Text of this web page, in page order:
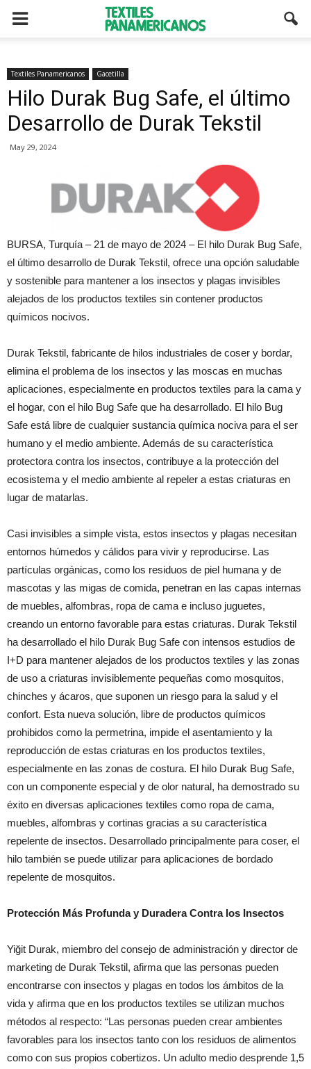
Textiles Panamericanos Gacetilla
Hilo Durak Bug Safe, el último
Desarrollo de Durak Tekstil
May 29, 2024
BURSA, Turquía – 21 de mayo de 2024 – El hilo Durak Bug Safe,
el último desarrollo de Durak Tekstil, ofrece una opción saludable
y sostenible para mantener a los insectos y plagas invisibles
alejados de los productos textiles sin contener productos
químicos nocivos.
Durak Tekstil, fabricante de hilos industriales de coser y bordar,
elimina el problema de los insectos y las moscas en muchas
aplicaciones, especialmente en productos textiles para la cama y
el hogar, con el hilo Bug Safe que ha desarrollado. El hilo Bug
Safe está libre de cualquier sustancia química nociva para el ser
humano y el medio ambiente. Además de su característica
protectora contra los insectos, contribuye a la protección del
ecosistema y el medio ambiente al repeler a estas criaturas en
lugar de matarlas.
Casi invisibles a simple vista, estos insectos y plagas necesitan
entornos húmedos y cálidos para vivir y reproducirse. Las
partículas orgánicas, como los residuos de piel humana y de
mascotas y las migas de comida, penetran en las capas internas
de muebles, alfombras, ropa de cama e incluso juguetes,
creando un entorno favorable para estas criaturas. Durak Tekstil
ha desarrollado el hilo Durak Bug Safe con intensos estudios de
I+D para mantener alejados de los productos textiles y las zonas
de uso a criaturas invisiblemente pequeñas como mosquitos,
chinches y ácaros, que suponen un riesgo para la salud y el
confort. Esta nueva solución, libre de productos químicos
prohibidos como la permetrina, impide el asentamiento y la
reproducción de estas criaturas en los productos textiles,
especialmente en las zonas de costura. El hilo Durak Bug Safe,
con un componente especial y de olor natural, ha demostrado su
éxito en diversas aplicaciones textiles como ropa de cama,
muebles, alfombras y cortinas gracias a su característica
repelente de insectos. Desarrollado principalmente para coser, el
hilo también se puede utilizar para aplicaciones de bordado
repelente de mosquitos.
Protección Más Profunda y Duradera Contra los Insectos
Yiğit Durak, miembro del consejo de administración y director de
marketing de Durak Tekstil, afirma que las personas pueden
encontrarse con insectos y plagas en todos los ámbitos de la
vida y afirma que en los productos textiles se utilizan muchos
métodos al respecto: “Las personas pueden crear ambientes
favorables para los insectos tanto con los residuos de alimentos
como con sus propios cobertizos. Un adulto medio desprende 1,5